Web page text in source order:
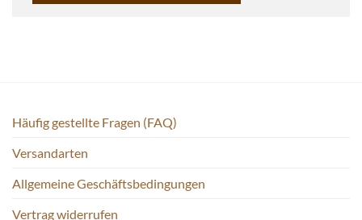
Häufig gestellte Fragen (FAQ)
Versandarten
Allgemeine Geschäftsbedingungen
Vertrag widerrufen